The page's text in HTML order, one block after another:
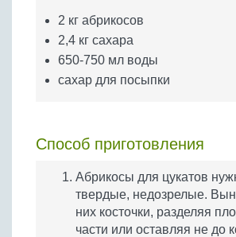
Яйца
Крупы
2 кг абрикосов
2,4 кг сахара
650-750 мл воды
сахар для посыпки
Способ приготовления
Абрикосы для цукатов
твердые, недозрелые.
них косточки, разделяя
части или оставляя не до